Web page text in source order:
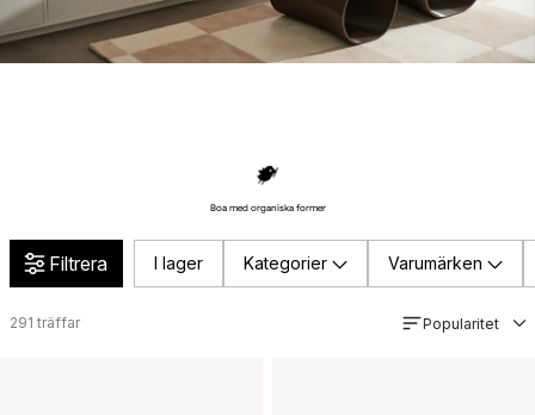
Boa med organiska former
Filtrera I lager Kategorier Varumärken
291 träffar Popularitet